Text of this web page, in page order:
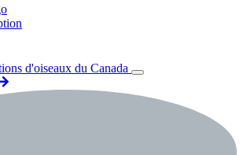
d'oiseaux du Canada